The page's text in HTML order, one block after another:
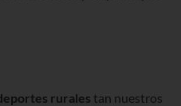
rurales tan nuestros